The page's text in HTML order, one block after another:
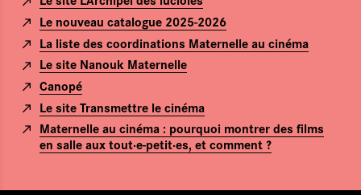
Le nouveau catalogue 2025-2026
La liste des coordinations Maternelle au cinéma
Le site Nanouk Maternelle
Canopé
Le site Transmettre le cinéma
Maternelle au cinéma : pourquoi montrer des films
en salle aux tout·e-petit·es, et comment ?